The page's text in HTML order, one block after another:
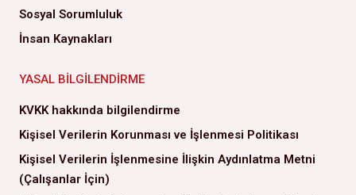
Sosyal Sorumluluk
İnsan Kaynakları
YASAL BILGILENDIRME
KVKK hakkında bilgilendirme
Kişisel Verilerin Korunması ve İşlenmesi Politikası
Kişisel Verilerin İşlenmesine İlişkin Aydınlatma Metni
(Çalışanlar İçin)